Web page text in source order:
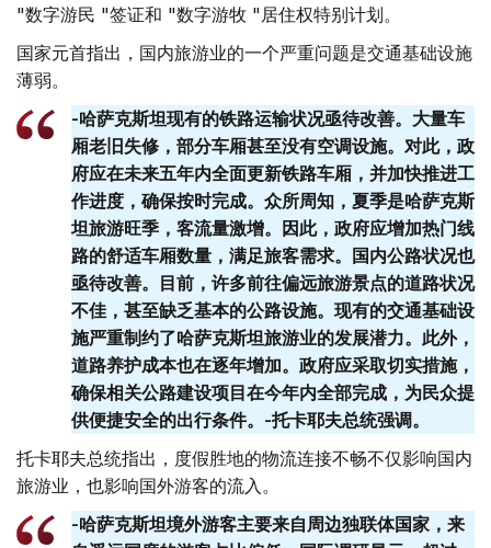
"数字游民 "签证和 "数字游牧 "居住权特别计划。
国家元首指出，国内旅游业的一个严重问题是交通基础设施
薄弱。
-哈萨克斯坦现有的铁路运输状况亟待改善。大量车
厢老旧失修，部分车厢甚至没有空调设施。对此，政
府应在未来五年内全面更新铁路车厢，并加快推进工
作进度，确保按时完成。众所周知，夏季是哈萨克斯
坦旅游旺季，客流量激增。因此，政府应增加热门线
路的舒适车厢数量，满足旅客需求。国内公路状况也
亟待改善。目前，许多前往偏远旅游景点的道路状况
不佳，甚至缺乏基本的公路设施。现有的交通基础设
施严重制约了哈萨克斯坦旅游业的发展潜力。此外，
道路养护成本也在逐年增加。政府应采取切实措施，
确保相关公路建设项目在今年内全部完成，为民众提
供便捷安全的出行条件。-托卡耶夫总统强调。
托卡耶夫总统指出，度假胜地的物流连接不畅不仅影响国内
旅游业，也影响国外游客的流入。
-哈萨克斯坦境外游客主要来自周边独联体国家，来